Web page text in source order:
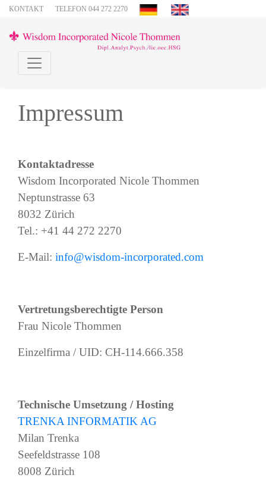
KONTAKT TELEFON 044 272 2270
Impressum
Kontaktadresse
Wisdom Incorporated Nicole Thommen
Neptunstrasse 63
8032 Zürich
Tel.: +41 44 272 2270
E-Mail: info@wisdom-incorporated.com
Vertretungsberechtigte Person
Frau Nicole Thommen
Einzelfirma / UID: CH-114.666.358
Technische Umsetzung / Hosting
TRENKA INFORMATIK AG
Milan Trenka
Seefeldstrasse 108
8008 Zürich